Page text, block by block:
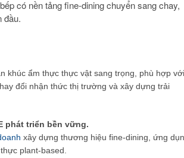
có nền tảng fine-dining chuyển sang chay,
đầu.
khúc ẩm thực thực vật sang trọng, phù hợp với
đổi nhận thức thị trường và xây dựng trải
phát triển bền vững.
xây dựng thương hiệu fine-dining, ứng
plant-based.